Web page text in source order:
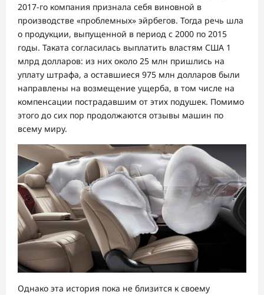
2017-го компания признала себя виновной в
производстве «проблемных» эйрбегов. Тогда речь шла
о продукции, выпущенной в период с 2000 по 2015
годы. Таката согласилась выплатить властям США 1
млрд долларов: из них около 25 млн пришлись на
уплату штрафа, а оставшиеся 975 млн долларов были
направлены на возмещение ущерба, в том числе на
компенсации пострадавшим от этих подушек. Помимо
этого до сих пор продолжаются отзывы машин по
всему миру.
Однако эта история пока не близится к своему